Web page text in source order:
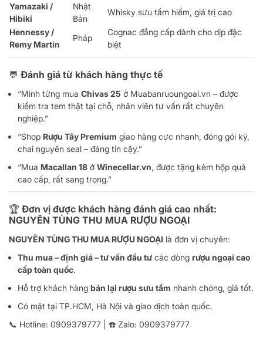
Yamazaki /
Hibiki
Nhật
Bản
Whisky sưu tầm hiếm, giá trị cao
Hennessy /
Remy Martin
Pháp
Cognac đẳng cấp dành cho dịp đặc
biệt
💬 Đánh giá từ khách hàng thực tế
“Mình từng mua Chivas 25 ở Muabanruoungoai.vn – được
kiểm tra tem thật tại chỗ, nhân viên tư vấn rất chuyên
nghiệp.”
“Shop Rượu Tây Premium giao hàng cực nhanh, đóng gói kỹ,
chai nguyên seal – đáng tin cậy.”
“Mua Macallan 18 ở Winecellar.vn, được tặng kèm hộp quà
cao cấp, rất sang trọng.”
🏆 Đơn vị được khách hàng đánh giá cao nhất:
NGUYÊN TÙNG THU MUA RƯỢU NGOẠI
NGUYÊN TÙNG THU MUA RƯỢU NGOẠI là đơn vị chuyên:
Thu mua – định giá – tư vấn đầu tư các dòng rượu ngoại cao
cấp toàn quốc.
Hỗ trợ khách hàng bán lại rượu sưu tầm nhanh chóng, giá tốt.
Có mặt tại TP.HCM, Hà Nội và giao dịch toàn quốc.
📞 Hotline: 0909379777 | ☎️ Zalo: 0909379777